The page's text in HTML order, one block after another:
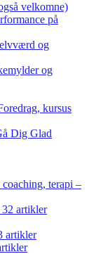
velkomne)
på
og
og
kursus
Dig Glad
terapi –
artikler
artikler